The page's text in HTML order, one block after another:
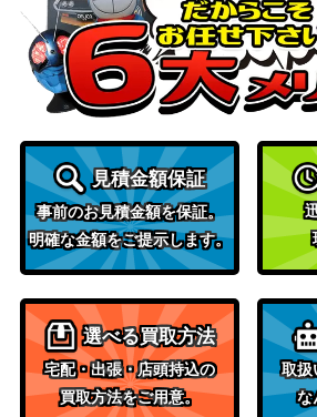
ピーニャ（SAR）【SV2P
096/071】
スカーレッ
レット
（[SV2P]ス
ド）
セグレイブ（AR）【SV2P
077/071】
スカーレッ
レット
（[SV2P]
地底探険隊（SR）【SM6b
073/066】
サン&ムーン
ド）
フウロ（SR）【BW7 076/
070】
BWシリーズ
（プラズマ
ミュウツーVSTAR（UR） ソード&シ
見積金額保証
事前のお見積金額を保証。
明確な金額をご提示します。
選べる買取方法
宅配・出張・店頭持込の
買取方法をご用意。
取扱
な